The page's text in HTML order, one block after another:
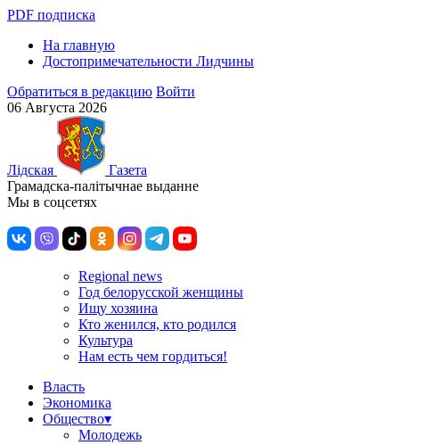
PDF подписка
На главную
Достопримечательности Лидчины
Обратиться в редакцию Войти
06 Августа 2026
Лiдская
Газета
Грамадска-палiтычнае выданне
Мы в соцсетях
Regional news
Год белорусской женщины
Ищу хозяина
Кто женился, кто родился
Культура
Нам есть чем гордиться!
Власть
Экономика
Общество▾
Молодежь